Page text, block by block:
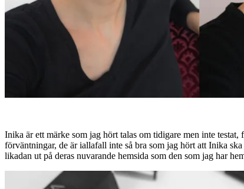
Inika är ett märke som jag hört talas om tidigare men inte
förväntningar, de är iallafall inte så bra som jag hört att Inika
likadan ut på deras nuvarande hemsida som den som jag har